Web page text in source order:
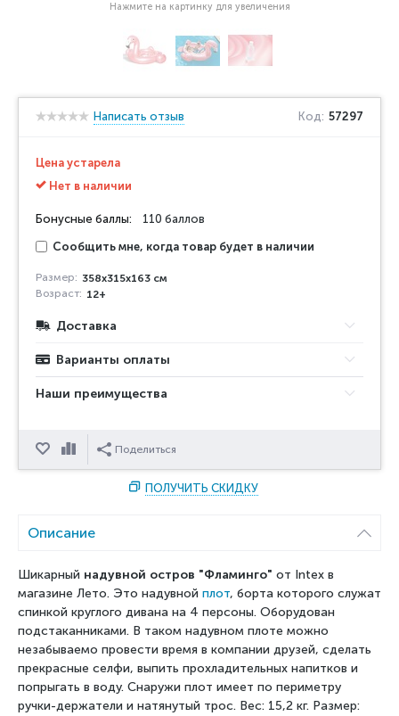
Нажмите на картинку для увеличения
Написать отзыв Код: 57297
Цена устарела
Нет в наличии
Бонусные баллы: 110 баллов
Сообщить мне, когда товар будет в наличии
Размер: 358х315х163 см
Возраст: 12+
Доставка
Варианты оплаты
Наши преимущества
ОтложитьСравнитьПоделиться
ПОЛУЧИТЬ СКИДКУ
Описание
Шикарный надувной остров "Фламинго" от Intex в
магазине Лето. Это надувной плот, борта которого служат
спинкой круглого дивана на 4 персоны. Оборудован
подстаканниками. В таком надувном плоте можно
незабываемо провести время в компании друзей, сделать
прекрасные селфи, выпить прохладительных напитков и
попрыгать в воду. Снаружи плот имеет по периметру
ручки-держатели и натянутый трос. Вес: 15,2 кг. Размер: